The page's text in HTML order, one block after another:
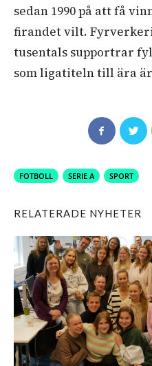
sedan 1990 på att få
firandet vilt.
tusentals supportrar
som ligatiteln till ära
FOTBOLL SERIE A SPORT
RELATERADE NYHETER